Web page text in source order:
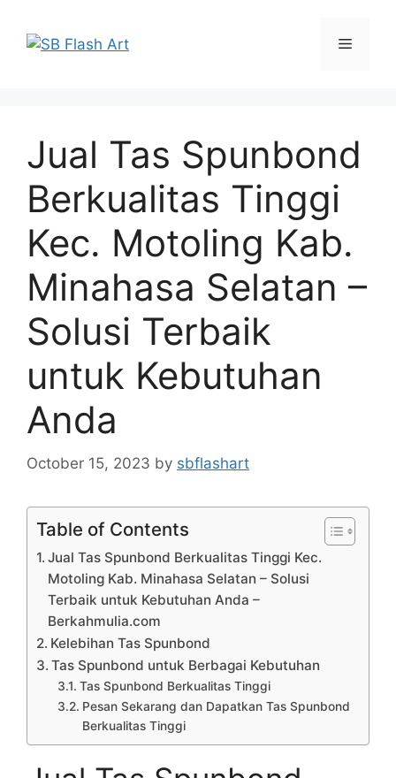
content
Menu
Jual Tas Spunbond
Berkualitas Tinggi
Kec. Motoling Kab.
Minahasa Selatan –
Solusi Terbaik
untuk Kebutuhan
Anda
October 15, 2023 by sbflashart
Table of Contents
Jual Tas Spunbond Berkualitas Tinggi Kec.
Motoling Kab. Minahasa Selatan – Solusi
Terbaik untuk Kebutuhan Anda –
Berkahmulia.com
Kelebihan Tas Spunbond
Tas Spunbond untuk Berbagai Kebutuhan
Tas Spunbond Berkualitas Tinggi
Pesan Sekarang dan Dapatkan Tas Spunbond
Berkualitas Tinggi